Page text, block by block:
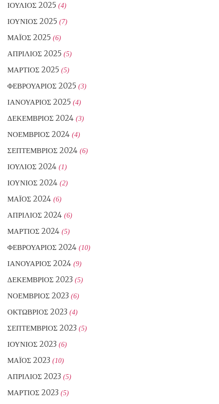
ΙΟΎΛΙΟΣ 2025 (4)
ΙΟΎΝΙΟΣ 2025 (7)
ΜΆΙΟΣ 2025 (6)
ΑΠΡΊΛΙΟΣ 2025 (5)
ΜΆΡΤΙΟΣ 2025 (5)
ΦΕΒΡΟΥΆΡΙΟΣ 2025 (3)
ΙΑΝΟΥΆΡΙΟΣ 2025 (4)
ΔΕΚΈΜΒΡΙΟΣ 2024 (3)
ΝΟΈΜΒΡΙΟΣ 2024 (4)
ΣΕΠΤΈΜΒΡΙΟΣ 2024 (6)
ΙΟΎΛΙΟΣ 2024 (1)
ΙΟΎΝΙΟΣ 2024 (2)
ΜΆΙΟΣ 2024 (6)
ΑΠΡΊΛΙΟΣ 2024 (6)
ΜΆΡΤΙΟΣ 2024 (5)
ΦΕΒΡΟΥΆΡΙΟΣ 2024 (10)
ΙΑΝΟΥΆΡΙΟΣ 2024 (9)
ΔΕΚΈΜΒΡΙΟΣ 2023 (5)
ΝΟΈΜΒΡΙΟΣ 2023 (6)
ΟΚΤΏΒΡΙΟΣ 2023 (4)
ΣΕΠΤΈΜΒΡΙΟΣ 2023 (5)
ΙΟΎΝΙΟΣ 2023 (6)
ΜΆΙΟΣ 2023 (10)
ΑΠΡΊΛΙΟΣ 2023 (5)
ΜΆΡΤΙΟΣ 2023 (5)